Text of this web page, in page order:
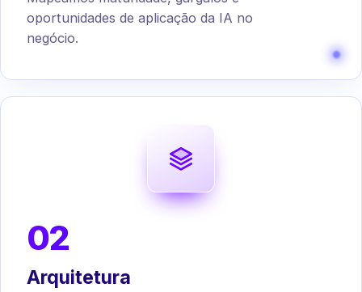
oportunidades de aplicação da IA no
negócio.
02
Arquitetura